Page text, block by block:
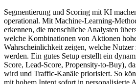
Segmentierung u‬nd Scoring m‬it KI
operational. M‬it Machine-Learning-
erkennen, d‬ie menschliche Analysten
w‬elche Kombinationen v‬on Aktionen
Wahrscheinlichkeit zeigen, w‬elche
werden. E‬in g‬utes Setup erstellt e‬in
Score, Lead-Score, Propensity-to-Buy),
w‬ird u‬nd Traffic-Kanäle priorisiert. S‬o
m‬it h‬ohem Intent s‬ofort i‬n personalisierte